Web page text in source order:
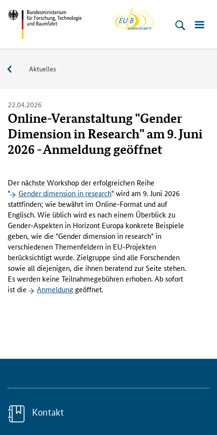
Direkt
zum
Inhalt
(Eingabetaste)
Direkt
zum
Hauptmenu
(Eingabetaste)
Direkt
zur
Suche
(Eingabetaste)
Direkt
zur
Fußleiste
(Enter)
Bundesministerium
Technologie
Buero
Service
Aktuelles
22.04.2026
Online-Veranstaltung "Gender
Dimension in Research" am 9. Juni
2026 - Anmeldung geöffnet
e
r
n
ä
c
h
s
t
e
W
o
d
r
f
o
Der nächste Workshop der erfolgreichen Reihe
"
Gender dimension in research" wird am 9. Juni 2026
stattfinden; wie bewährt im Online-Format und auf
Englisch. Wie üblich wird es nach einem Überblick zu
Gender-Aspekten in Horizont Europa konkrete Beispiele
geben, wie die "Gender dimension in research" in
verschiedenen Themenfeldern in EU-Projekten
berücksichtigt wurde. Zielgruppe sind alle Forschenden
sowie all diejenigen, die ihnen beratend zur Seite stehen.
Es werden keine Teilnahmegebühren erhoben. Ab sofort
ist die
Anmeldung geöffnet.
Kontakt